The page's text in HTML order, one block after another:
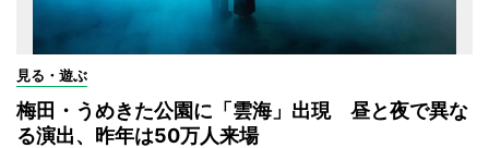
見る・遊ぶ
梅田・うめきた公園に「雲海」出現 昼と夜で異な
る演出、昨年は50万人来場